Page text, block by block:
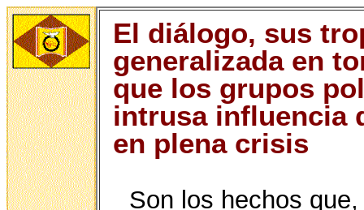
El diálogo, sus
generalizada en
que los grupos
intrusa influencia
en plena crisis
Son los hechos